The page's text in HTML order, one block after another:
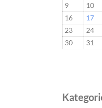
9
10
16
17
23
24
30
31